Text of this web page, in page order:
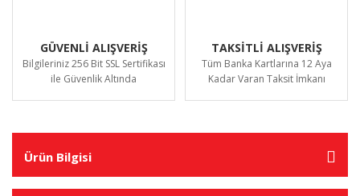
GÜVENLİ ALIŞVERİŞ
Bilgileriniz 256 Bit SSL Sertifikası
ile Güvenlik Altında
TAKSİTLİ ALIŞVERİŞ
Tüm Banka Kartlarına 12 Aya
Kadar Varan Taksit İmkanı
Ürün Bilgisi